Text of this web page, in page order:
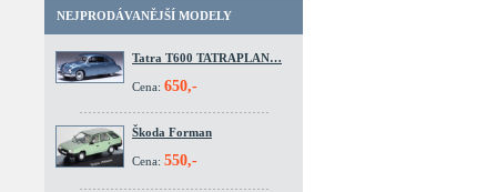
NEJPRODÁVANĚJŠÍ MODELY
Tatra T600 TATRAPLAN…
Cena: 650,-
Škoda Forman
Cena: 550,-